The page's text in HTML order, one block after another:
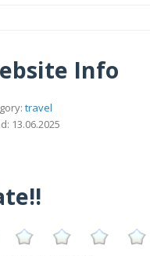
Info
travel
13.06.2025